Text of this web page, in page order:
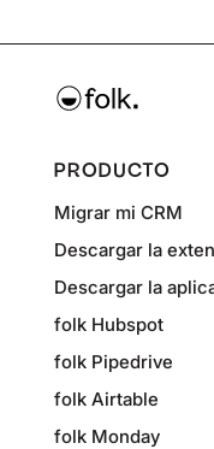
PRODUCTO
Migrar mi CRM
Descargar la
Descargar la
folk Hubspot
folk Pipedrive
folk Airtable
folk Monday